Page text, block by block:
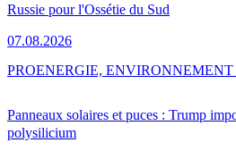
Russie pour l'Ossétie du Sud
07.08.2026
Panneaux solaires et puces : Trump
polysilicium
PROENERGIE, ENVIRONNEMENT